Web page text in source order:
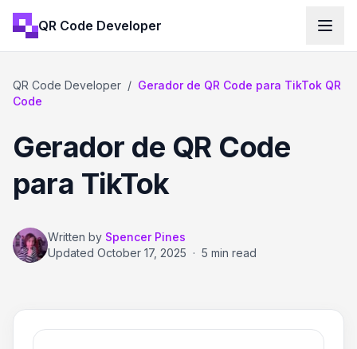
QR Code Developer
QR Code Developer / Gerador de QR Code para TikTok QR
Code
Gerador de QR Code
para TikTok
Written by Spencer Pines
Updated October 17, 2025 · 5 min read